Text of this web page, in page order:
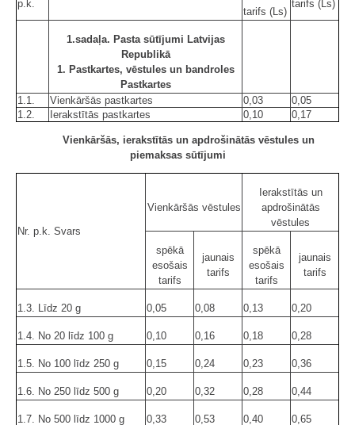
p.k.
tarifs (Ls)
tarifs (Ls)
1.sadaļa. Pasta sūtījumi Latvijas
Republikā
1. Pastkartes, vēstules un bandroles
Pastkartes
1.1.
Vienkāršās pastkartes 0,03
0,05
1.2.
Ierakstītās pastkartes 0,10 0,17
Vienkāršās, ierakstītās un apdrošinātās vēstules un
piemaksas sūtījumi
Nr. p.k. Svars
Vienkāršās vēstules
Ierakstītās un
apdrošinātās
vēstules
spēkā
esošais
tarifs
jaunais
tarifs
spēkā
esošais
tarifs
jaunais
tarifs
1.3. Līdz 20 g 0,05 0,08 0,13 0,20
1.4. No 20 līdz 100 g 0,10 0,16 0,18 0,28
1.5. No 100 līdz 250 g 0,15 0,24 0,23 0,36
1.6. No 250 līdz 500 g 0,20 0,32 0,28 0,44
1.7. No 500 līdz 1000 g 0,33 0,53 0,40 0,65